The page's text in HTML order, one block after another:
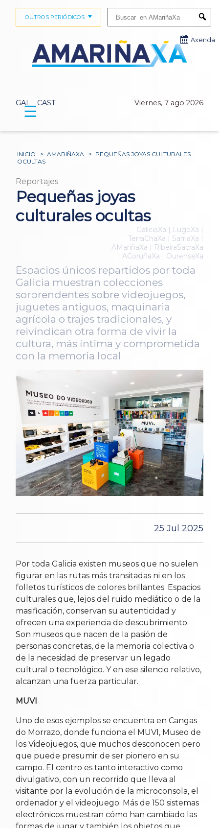
GAL CAST Viernes, 7 ago 2026
OUTROS PERIÓDICOS
Axenda
☰
INICIO > AMARIÑAXA > PEQUEÑAS JOYAS CULTURALES
OCULTAS
Reportajes
Pequeñas joyas
culturales ocultas
GaliciaXa | LugoXa |
TerraChaXa | SarriaXa |
AMariñaXa | RibeiraSacraXa
| ACoruñaXa | OurenseXa
Espacios únicos repartidos por toda
Galicia muestran colecciones
sorprendentes sobre videojuegos,
juguetes antiguos, maquinaria
agrícola o trajes tradicionales, y
reivindican otra forma de vivir la
cultura, más íntima y comprometida
con la memoria local
25 Jul 2025
Por toda Galicia existen museos que no suelen
figurar en las rutas más transitadas ni en los
folletos turísticos de colores brillantes. Espacios
culturales que, lejos del ruido mediático o de la
masificación, conservan su autenticidad y
ofrecen una experiencia de descubrimiento.
Son museos que nacen de la pasión de
personas concretas, de la memoria colectiva o
de la necesidad de preservar un legado
cultural o tecnológico. Y en ese silencio relativo,
alcanzan una fuerza particular.
MUVI
Uno de esos ejemplos se encuentra en Cangas
do Morrazo, donde funciona el MUVI, Museo de
los Videojuegos, que muchos desconocen pero
que puede presumir de ser pionero en su
campo. El centro es tanto interactivo como
divulgativo, con un recorrido que lleva al
visitante por la evolución de la microconsola, el
ordenador y el videojuego. Más de 150 sistemas
electrónicos muestran cómo han cambiado las
formas de jugar y también los objetos que